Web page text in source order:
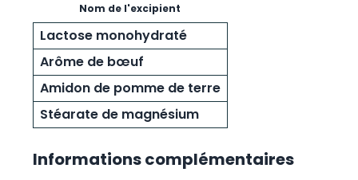
Nom de l'excipient
Lactose monohydraté
Arôme de bœuf
Amidon de pomme de terre
Stéarate de magnésium
Informations complémentaires